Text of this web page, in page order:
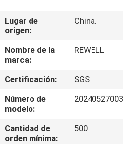
VIAJE
DE
LA
FÁBRICA
CONTROL
DE
CALIDAD
Lugar de
origen:
China.
Nombre de la
marca:
REWELL
Certificación:
SGS
Número de
modelo:
20240527003
Cantidad de
orden mínima:
500